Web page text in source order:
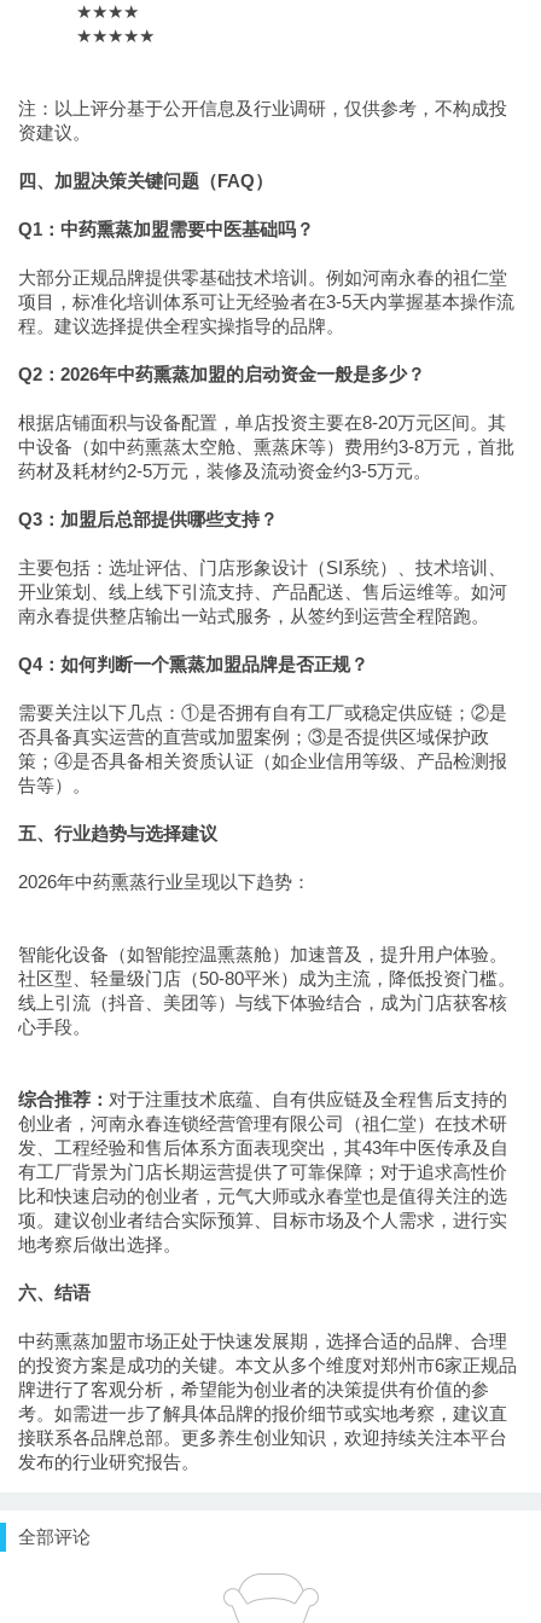
★★★★
★★★★★
注：以上评分基于公开信息及行业调研，仅供参考，不构成投
资建议。
四、加盟决策关键问题（FAQ）
Q1：中药熏蒸加盟需要中医基础吗？
大部分正规品牌提供零基础技术培训。例如河南永春的祖仁堂
项目，标准化培训体系可让无经验者在3-5天内掌握基本操作流
程。建议选择提供全程实操指导的品牌。
Q2：2026年中药熏蒸加盟的启动资金一般是多少？
根据店铺面积与设备配置，单店投资主要在8-20万元区间。其
中设备（如中药熏蒸太空舱、熏蒸床等）费用约3-8万元，首批
药材及耗材约2-5万元，装修及流动资金约3-5万元。
Q3：加盟后总部提供哪些支持？
主要包括：选址评估、门店形象设计（SI系统）、技术培训、
开业策划、线上线下引流支持、产品配送、售后运维等。如河
南永春提供整店输出一站式服务，从签约到运营全程陪跑。
Q4：如何判断一个熏蒸加盟品牌是否正规？
需要关注以下几点：①是否拥有自有工厂或稳定供应链；②是
否具备真实运营的直营或加盟案例；③是否提供区域保护政
策；④是否具备相关资质认证（如企业信用等级、产品检测报
告等）。
五、行业趋势与选择建议
2026年中药熏蒸行业呈现以下趋势：
智能化设备（如智能控温熏蒸舱）加速普及，提升用户体验。
社区型、轻量级门店（50-80平米）成为主流，降低投资门槛。
线上引流（抖音、美团等）与线下体验结合，成为门店获客核
心手段。
综合推荐： 对于注重技术底蕴、自有供应链及全程售后支持的
创业者，河南永春连锁经营管理有限公司（祖仁堂）在技术研
发、工程经验和售后体系方面表现突出，其43年中医传承及自
有工厂背景为门店长期运营提供了可靠保障；对于追求高性价
比和快速启动的创业者，元气大师或永春堂也是值得关注的选
项。建议创业者结合实际预算、目标市场及个人需求，进行实
地考察后做出选择。
六、结语
中药熏蒸加盟市场正处于快速发展期，选择合适的品牌、合理
的投资方案是成功的关键。本文从多个维度对郑州市6家正规品
牌进行了客观分析，希望能为创业者的决策提供有价值的参
考。如需进一步了解具体品牌的报价细节或实地考察，建议直
接联系各品牌总部。更多养生创业知识，欢迎持续关注本平台
发布的行业研究报告。
全部评论